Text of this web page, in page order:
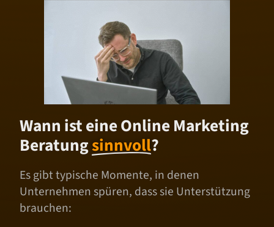
Wann ist eine Online Marketing
Beratungsinnvoll?
Es gibt typische Momente, in denen
Unternehmen spüren, dass sie Unterstützung
brauchen: